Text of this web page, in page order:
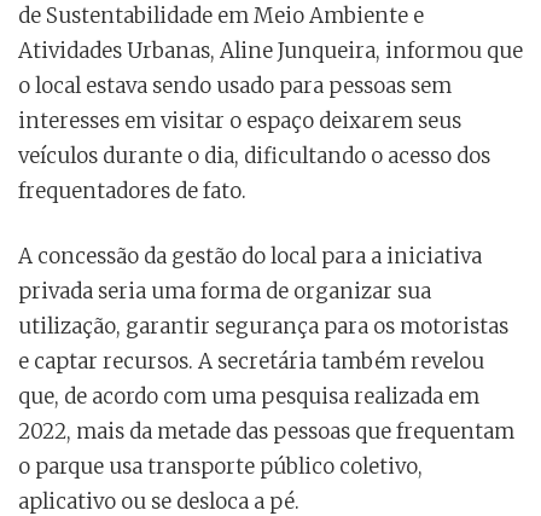
de Sustentabilidade em Meio Ambiente e
Atividades Urbanas, Aline Junqueira, informou que
o local estava sendo usado para pessoas sem
interesses em visitar o espaço deixarem seus
veículos durante o dia, dificultando o acesso dos
frequentadores de fato.
A concessão da gestão do local para a iniciativa
privada seria uma forma de organizar sua
utilização, garantir segurança para os motoristas
e captar recursos. A secretária também revelou
que, de acordo com uma pesquisa realizada em
2022, mais da metade das pessoas que frequentam
o parque usa transporte público coletivo,
aplicativo ou se desloca a pé.